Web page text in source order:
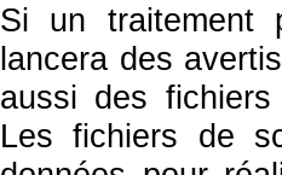
Si un traitement
lancera des
aussi des
Les fichiers de